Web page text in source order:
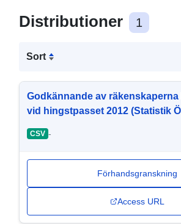
Distributioner 1
Sort
Godkännande av räkenskaperna
vid hingstpasset 2012 (Statistik
CSV -
Förhandsgranskning
Access URL